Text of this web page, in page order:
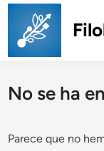
Saltar
contenido
No se ha
Parece que no